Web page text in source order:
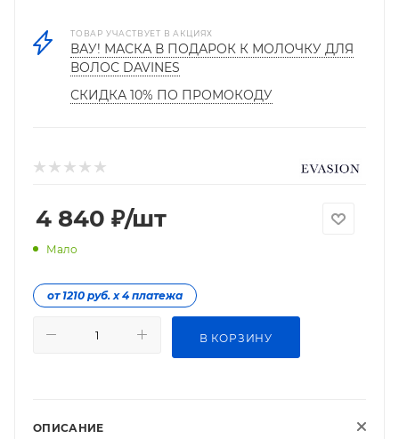
ТОВАР УЧАСТВУЕТ В АКЦИЯХ
ВАУ! МАСКА В ПОДАРОК К МОЛОЧКУ ДЛЯ
ВОЛОС DAVINES
СКИДКА 10% ПО ПРОМОКОДУ
4 840 ₽/шт
Мало
от 1210 руб. х 4 платежа
В КОРЗИНУ
ОПИСАНИЕ